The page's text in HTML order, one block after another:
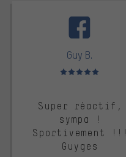
Guy B.
Note moyenne : 5 sur 5
Super réactif,
sympa !
Sportivement !!!
Guyges